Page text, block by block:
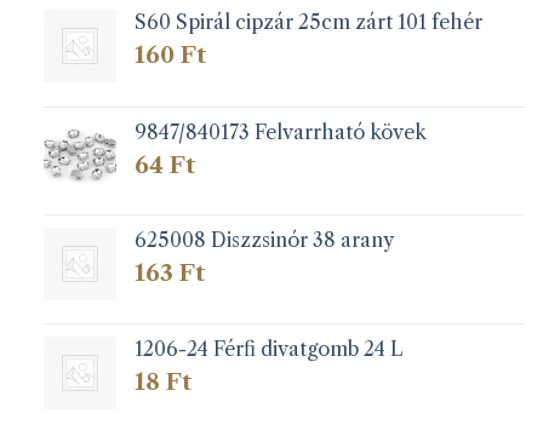
termékoldalon
választhatók
S60 Spirál cipzár 25cm zárt 101 fehér
160 Ft
9847/840173 Felvarrható kövek
64 Ft
625008 Diszzsinór 38 arany
163 Ft
1206-24 Férfi divatgomb 24 L
18 Ft